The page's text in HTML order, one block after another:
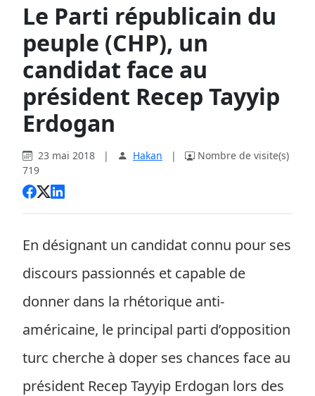
Le Parti républicain du
peuple (CHP), un
candidat face au
président Recep Tayyip
Erdogan
23 mai 2018 | Hakan |
Nombre de visite(s)
719
En désignant un candidat connu pour ses
discours passionnés et capable de
donner dans la rhétorique anti-
américaine, le principal parti d’opposition
turc cherche à doper ses chances face au
président Recep Tayyip Erdogan lors des